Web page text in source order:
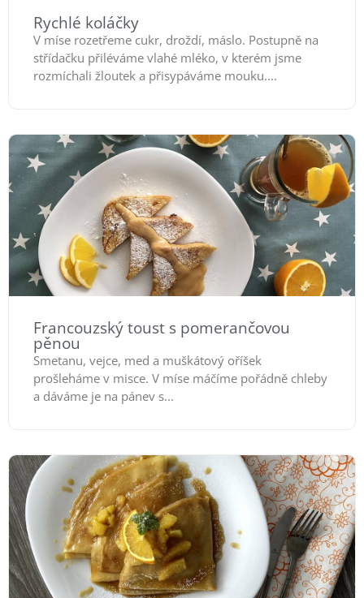
Rychlé koláčky
V míse rozetřeme cukr, droždí, máslo. Postupně na
střídačku přiléváme vlahé mléko, v kterém jsme
rozmíchali žloutek a přisypáváme mouku....
Francouzský toust s pomerančovou
pěnou
Smetanu, vejce, med a muškátový oříšek
prošleháme v misce. V míse máčíme pořádně chleby
a dáváme je na pánev s...